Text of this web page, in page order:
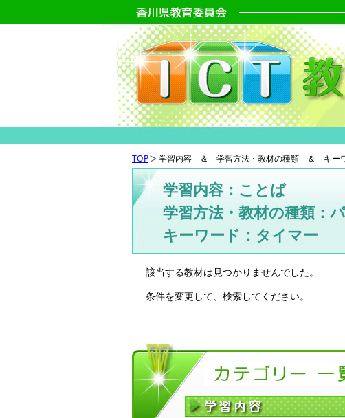
TOP 学習内容 ＆ 学習方法・教材の種類 ＆ キー
学習内容：ことば
学習方法・教材の種類：
キーワード：タイマー
該当する教材は見つかりませんでした。
条件を変更して、検索してください。